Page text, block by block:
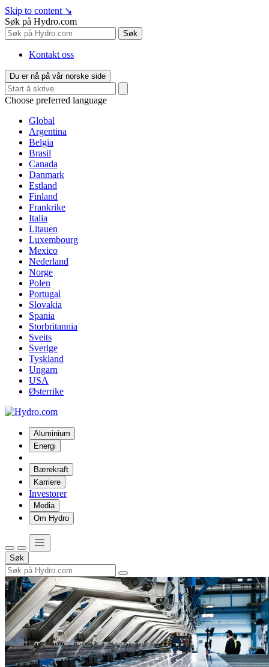
Skip to content ↘
Søk på Hydro.com
Søk
Kontakt oss
Du er nå på vår norske side
Choose preferred language
Global
Argentina
Belgia
Brasil
Canada
Danmark
Estland
Finland
Frankrike
Italia
Litauen
Luxembourg
Mexico
Nederland
Norge
Polen
Portugal
Slovakia
Spania
Storbritannia
Sveits
Sverige
Tyskland
Ungarn
USA
Østerrike
Aluminium
Energi
Bærekraft
Karriere
Investorer
Media
Om Hydro
Søk